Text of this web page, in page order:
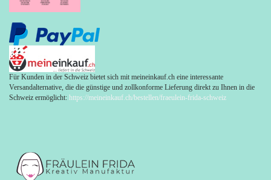
Für Kunden in der Schweiz bietet sich mit meineinkauf.ch eine interessante
Versandalternative, die die günstige und zollkonforme Lieferung direkt zu Ihnen in die
Schweiz ermöglicht: https://meineinkauf.ch/bestellen/fraeulein-frida-schweiz